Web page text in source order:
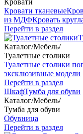
Кровати
Кровати тканевые
из МДФКровать
Перейти в раздел
Каталог/Мебель/
Туалетные столики
Туалетные столики
эксклюзивные модели
Перейти в раздел
ШкафТумба для обуви
Каталог/Мебель/
Тумба для обуви
Обувница
Перейти в раздел